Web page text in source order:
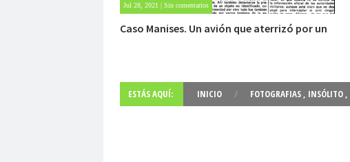
Jul 28, 2021 | Sin comentarios
Caso Manises. Un avión que aterrizó por un
ESTÁS AQUÍ: INICIO / FOTOGRAFIAS , INSÓLITO ,